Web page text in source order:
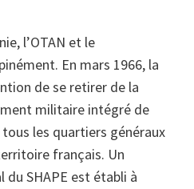
l’OTAN et le
En mars 1966, la
de se retirer de la
militaire intégré de
les quartiers généraux
français. Un
du SHAPE est établi à